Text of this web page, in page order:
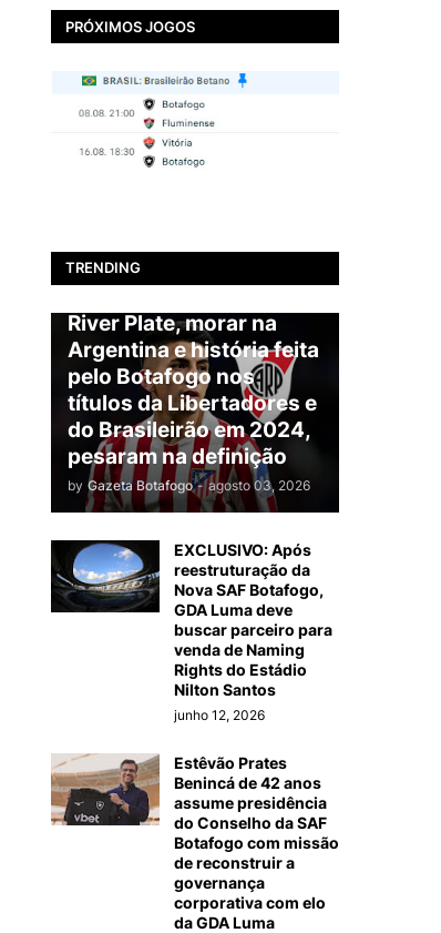
PRÓXIMOS JOGOS
TRENDING
Nada! Thiago Ezequiel
River Plate, morar na
Argentina e história feita
pelo Botafogo nos
títulos da Libertadores e
do Brasileirão em 2024,
pesaram na definição
by Gazeta Botafogo - agosto 03, 2026
EXCLUSIVO: Após
reestruturação da
Nova SAF Botafogo,
GDA Luma deve
buscar parceiro para
venda de Naming
Rights do Estádio
Nilton Santos
junho 12, 2026
Estêvão Prates
Benincá de 42 anos
assume presidência
do Conselho da SAF
Botafogo com missão
de reconstruir a
governança
corporativa com elo
da GDA Luma